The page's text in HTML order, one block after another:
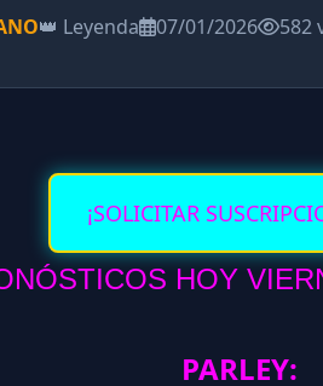
👑 Leyenda 07/01/2026 582
¡SOLICITAR
HOY
PARLEY: